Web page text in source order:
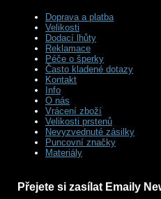
Doprava a platba
Velikosti
Dodací lhůty
Reklamace
Péče o šperky
Často kladené dotazy
Kontakt
Info
O nás
Vrácení zboží
Velikosti prstenů
Nevyzvednuté zásilky
Puncovní značky
Materiály
Přejete si zasílat Emaily